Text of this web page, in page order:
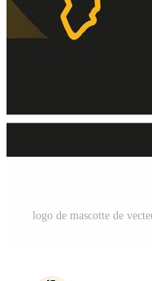
logo de mascotte de